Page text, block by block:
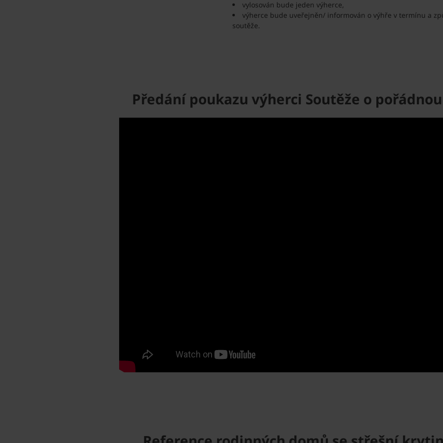
vylosován bude jeden výherce,
výherce bude uveřejněn/ informován o výhře v termínu a
soutěže.
Předání poukazu výherci Soutěže o